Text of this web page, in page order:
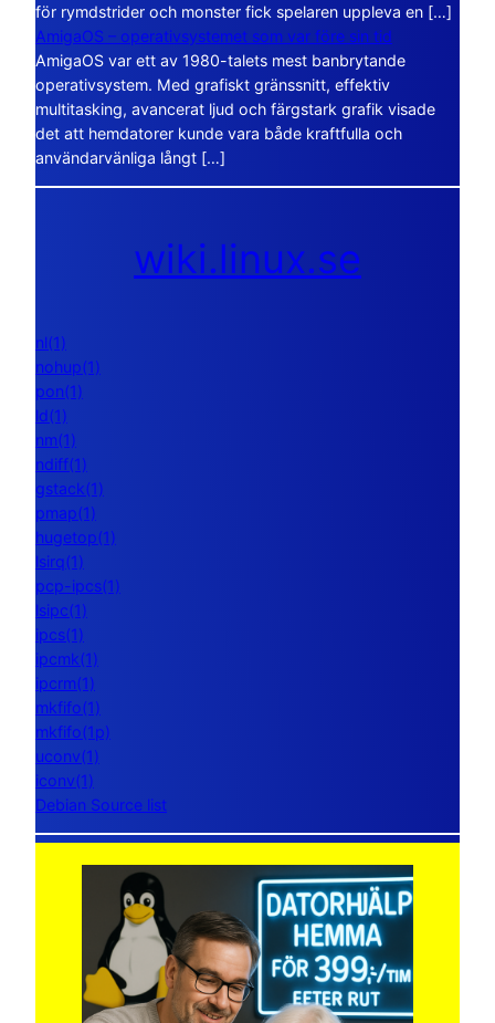
för rymdstrider och monster fick spelaren uppleva en […]
AmigaOS – operativsystemet som var före sin tid
AmigaOS var ett av 1980-talets mest banbrytande
operativsystem. Med grafiskt gränssnitt, effektiv
multitasking, avancerat ljud och färgstark grafik visade
det att hemdatorer kunde vara både kraftfulla och
användarvänliga långt […]
wiki.linux.se
nl(1)
nohup(1)
pon(1)
ld(1)
nm(1)
ndiff(1)
gstack(1)
pmap(1)
hugetop(1)
lsirq(1)
pcp-ipcs(1)
lsipc(1)
ipcs(1)
ipcmk(1)
ipcrm(1)
mkfifo(1)
mkfifo(1p)
uconv(1)
iconv(1)
Debian Source list